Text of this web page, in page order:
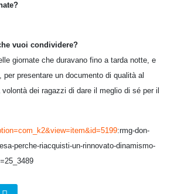
vuoi condividere?
giornate che duravano fino a tarda notte, e
per presentare un documento di qualità al
dei ragazzi di dare il meglio di sé per il
:rmg-don-
perche-riacquisti-un-rinnovato-dinamismo-